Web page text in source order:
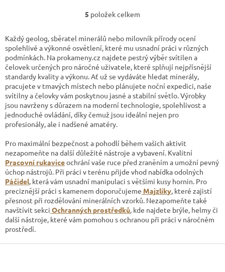
O
l
á
d
a
c
í
p
r
v
k
v
ý
p
i
s
u
5 položek celkem
Každý geolog, sběratel minerálů nebo milovník přírody ocení
spolehlivé a výkonné osvětlení, které mu usnadní práci v různých
podmínkách. Na prokameny.cz najdete pestrý výběr svítilen a
čelovek určených pro náročné uživatele, které splňují nejpřísnější
standardy kvality a výkonu. Ať už se vydáváte hledat minerály,
pracujete v tmavých místech nebo plánujete noční expedici, naše
svítilny a čelovky vám poskytnou jasné a stabilní světlo. Výrobky
jsou navrženy s důrazem na moderní technologie, spolehlivost a
jednoduché ovládání, díky čemuž jsou ideální nejen pro
profesionály, ale i nadšené amatéry.
Pro maximální bezpečnost a pohodlí během vašich aktivit
nezapomeňte na další důležité nástroje a vybavení. Kvalitní
Pracovní rukaviceochrání vaše ruce před zraněním a umožní pevný
úchop nástrojů. Při práci v terénu přijde vhod nabídka odolných
Páčidel, která vám usnadní manipulaci s většími kusy hornin. Pro
preciznější práci s kamenem doporučujeme Majzlíky, které zajistí
přesnost při rozdělování minerálních vzorků. Nezapomeňte také
navštívit sekci Ochranných prostředků, kde najdete brýle, helmy či
další nástroje, které vám pomohou s ochranou při práci v náročném
prostředí.
Z